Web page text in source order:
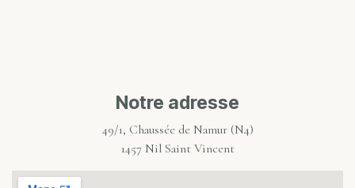
Notre adresse
49/1, Chaussée de Namur (N4)
1457 Nil Saint Vincent